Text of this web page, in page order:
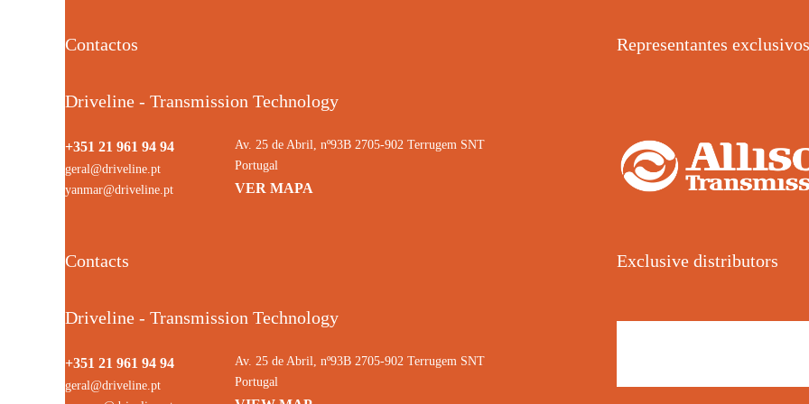
Contactos
Driveline - Transmission Technology
+351 21 961 94 94
geral@driveline.pt
yanmar@driveline.pt
Av. 25 de Abril, nº93B 2705-902 Terrugem SNT
Portugal
VER MAPA
Representantes exclusivos
Contacts
Driveline - Transmission Technology
+351 21 961 94 94
geral@driveline.pt
Av. 25 de Abril, nº93B 2705-902 Terrugem SNT
Portugal
Exclusive distributors